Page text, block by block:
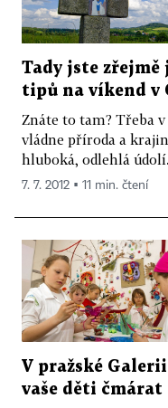
Tady jste zřejmě
tipů na víkend v
Znáte to tam? Třeba
vládne příroda a
hluboká, odlehlá
7. 7. 2012 ▪ 11 min. čtení
V pražské
vaše děti čmárat